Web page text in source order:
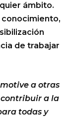
ámbito.
conocimiento,
de trabajar
a otras
contribuir a la
todas y